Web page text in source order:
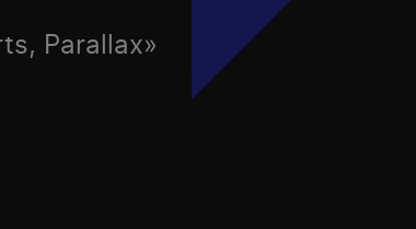
Parallax»